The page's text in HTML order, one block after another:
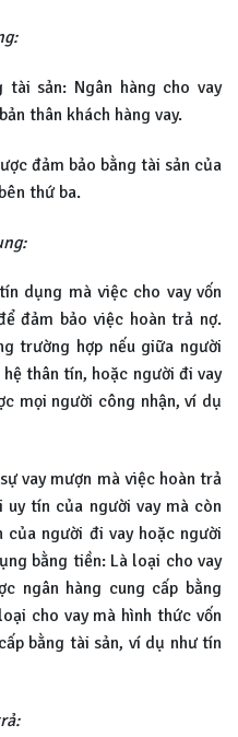
tài sản: Ngân hàng cho vay
thân khách hàng vay.
đảm bảo bằng tài sản của
thứ ba.
dụng mà việc cho vay vốn
đảm bảo việc hoàn trả nợ.
trường hợp nếu giữa người
thân tín, hoặc người đi vay
mọi người công nhận, ví dụ
vay mượn mà việc hoàn trả
uy tín của người vay mà còn
người đi vay hoặc người
bằng tiền: Là loại cho vay
ngân hàng cung cấp bằng
cho vay mà hình thức vốn
bằng tài sản, ví dụ như tín